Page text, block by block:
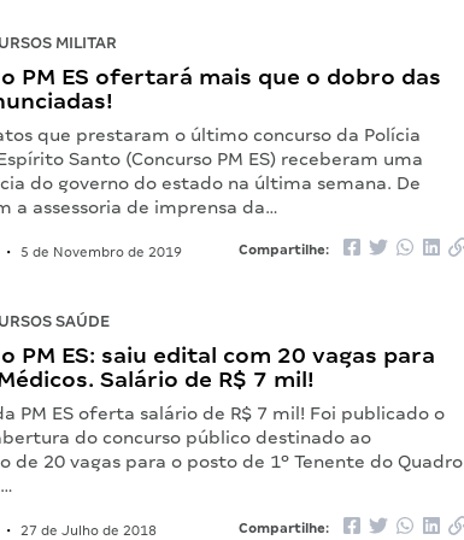
MILITAR
PM ES ofertará mais que o dobro das
que prestaram o último concurso da Polícia
Santo (Concurso PM ES) receberam uma
do governo do estado na última semana. De
a assessoria de imprensa da…
• 5 de Novembro de 2019 Compartilhe:
SAÚDE
PM ES: saiu edital com 20 vagas para
Salário de R$ 7 mil!
PM ES oferta salário de R$ 7 mil! Foi publicado o
do concurso público destinado ao
de 20 vagas para o posto de 1º Tenente do Quadro
• 27 de Julho de 2018 Compartilhe: